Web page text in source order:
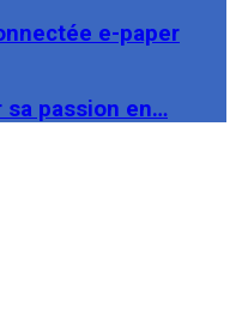
e-paper
sa passion en…